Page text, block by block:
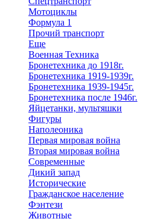
Мотоциклы
Формула 1
Прочий транспорт
Еще
Военная Техника
Бронетехника до 1918г.
Бронетехника 1919-1939г.
Бронетехника 1939-1945г.
Бронетехника после 1946г.
Яйцетанки, мультяшки
Фигуры
Наполеоника
Первая мировая война
Вторая мировая война
Современные
Дикий запад
Исторические
Гражданское население
Фэнтези
Животные